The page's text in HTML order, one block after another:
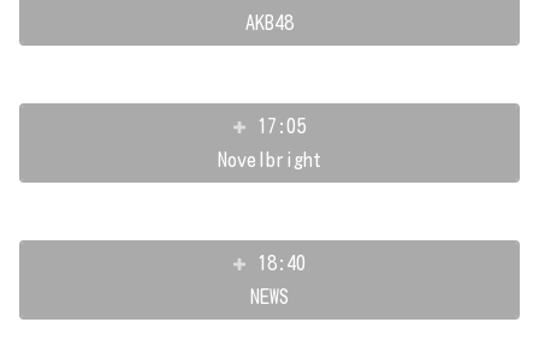
AKB48
17:05
Novelbright
18:40
NEWS